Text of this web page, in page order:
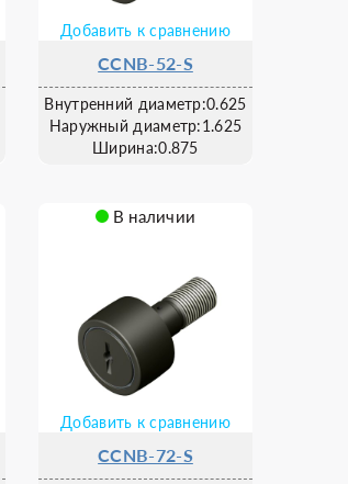
Добавить к сравнению
CCNB-52-S
Внутренний диаметр:0.625
Наружный диаметр:1.625
Ширина:0.875
В наличии
Добавить к сравнению
CCNB-72-S